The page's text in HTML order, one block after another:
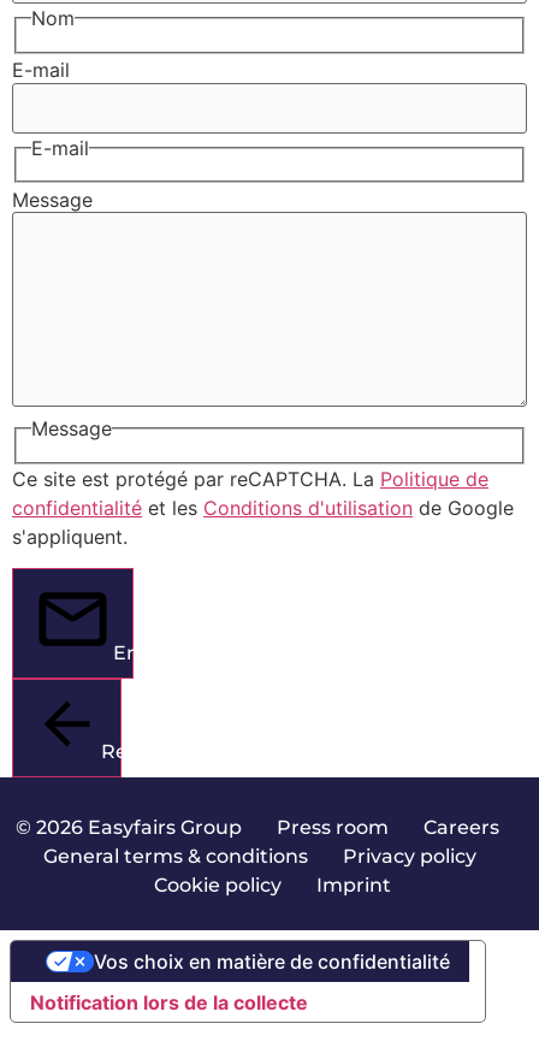
Nom
E-mail
E-mail
Message
Message
Ce site est protégé par reCAPTCHA. La Politique de
confidentialité et les Conditions d'utilisation de Google
s'appliquent.
Envoyer
Retour
© 2026 Easyfairs Group| Press room Careers|
General terms & conditions| Privacy policy|
Cookie policy| Imprint
Notification lors de la collecte
Vos choix en matière de confidentialité